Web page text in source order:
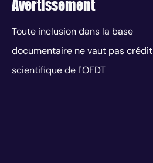
Avertissement
Toute inclusion dans la base
documentaire ne vaut pas crédit
scientifique de l'OFDT